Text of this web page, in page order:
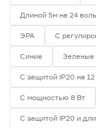
Длиной 5м на 24
ЭРА С
Синие Зеленые
С защитой IP20 на 12
С мощностью 8 Вт
С защитой IP20 и